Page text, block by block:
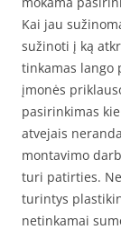
Kai jau
sužinoti į ką
tinkamas lango
įmonės
pasirinkimas
atvejais
montavimo
turi patirties.
turintys
netinkamai